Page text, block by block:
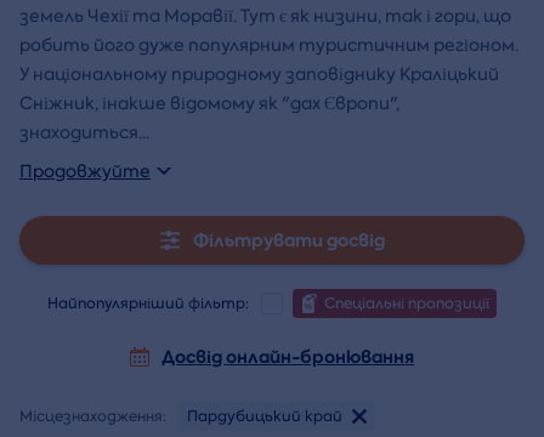
земель Чехії та Моравії. Тут є як низини, так і гори, що
робить його дуже популярним туристичним регіоном.
У національному природному заповіднику Краліцький
Сніжник, інакше відомому як "дах Європи",
знаходиться...
Продовжуйте
Фільтрувати досвід
Найпопулярніший фільтр: Спеціальні пропозиції
Досвід онлайн-бронювання
Місцезнаходження: Пардубицький край